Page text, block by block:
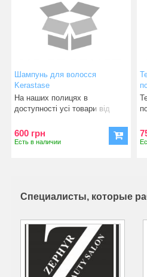
Шампунь для волосся
Kerastase
На наших полицях в
доступності усі товари від
600 грн
Есть в наличии
Специалисты, которые